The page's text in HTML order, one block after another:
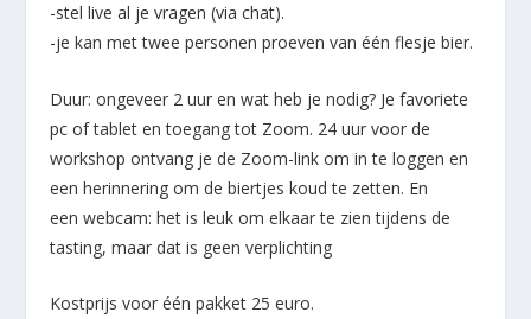
-stel live al je vragen (via chat).
-je kan met twee personen proeven van één flesje bier.
Duur: ongeveer 2 uur en wat heb je nodig? Je favoriete
pc of tablet en toegang tot Zoom. 24 uur voor de
workshop ontvang je de Zoom-link om in te loggen en
een herinnering om de biertjes koud te zetten. En
een webcam: het is leuk om elkaar te zien tijdens de
tasting, maar dat is geen verplichting
Kostprijs voor één pakket 25 euro.